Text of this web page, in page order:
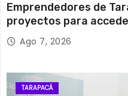
Emprendedores de
proyectos para
Semilla de SERCOTEC
Ago 7, 2026
TARAPACÁ